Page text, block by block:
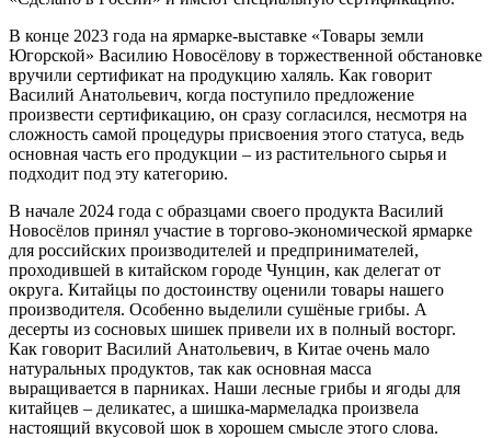
В конце 2023 года на ярмарке-выставке «Товары земли
Югорской» Василию Новосёлову в торжественной обстановке
вручили сертификат на продукцию халяль. Как говорит
Василий Анатольевич, когда поступило предложение
произвести сертификацию, он сразу согласился, несмотря на
сложность самой процедуры присвоения этого статуса, ведь
основная часть его продукции – из растительного сырья и
подходит под эту категорию.
В начале 2024 года с образцами своего продукта Василий
Новосёлов принял участие в торгово-экономической ярмарке
для российских производителей и предпринимателей,
проходившей в китайском городе Чунцин, как делегат от
округа. Китайцы по достоинству оценили товары нашего
производителя. Особенно выделили сушёные грибы. А
десерты из сосновых шишек привели их в полный восторг.
Как говорит Василий Анатольевич, в Китае очень мало
натуральных продуктов, так как основная масса
выращивается в парниках. Наши лесные грибы и ягоды для
китайцев – деликатес, а шишка-мармеладка произвела
настоящий вкусовой шок в хорошем смысле этого слова.